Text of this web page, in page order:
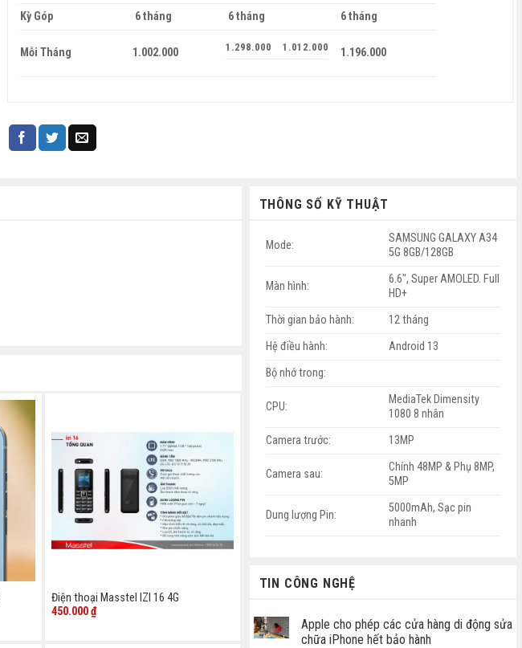
Kỳ Góp 6 tháng 6 tháng 6 tháng
Mỗi Tháng 1.002.000 1.298.000 1.012.000 1.196.000
Điện thoại Masstel IZI 16 4G
450.000₫
THÔNG SỐ KỸ THUẬT
Mode:
SAMSUNG GALAXY A34
5G 8GB/128GB
Màn hình:
6.6", Super AMOLED. Full
HD+
Thời gian bảo hành:
12 tháng
Hệ điều hành:
Android 13
Bộ nhớ trong:
CPU:
MediaTek Dimensity
1080 8 nhân
Camera trước:
13MP
Camera sau:
Chính 48MP & Phụ 8MP,
5MP
Dung lượng Pin:
5000mAh, Sạc pin
nhanh
TIN CÔNG NGHỆ
Apple cho phép các cửa hàng di động sửa
chữa iPhone hết bảo hành